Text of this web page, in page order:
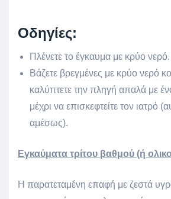
Οδηγίες:
Πλένετε το έγκαυμα με κρύο νερό.
Βάζετε βρεγμένες με κρύο νερό
καλύπτετε την πληγή απαλά με
μέχρι να επισκεφτείτε τον ιατρό
αμέσως).
Εγκαύματα τρίτου βαθμού (ή
Η παρατεταμένη επαφή με ζεστά